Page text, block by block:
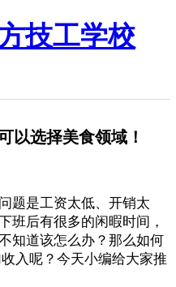
以选择美食领域！
题是工资太低、开销太
班后有很多的闲暇时间，
知道该怎么办？那么如何
入呢？今天小编给大家推